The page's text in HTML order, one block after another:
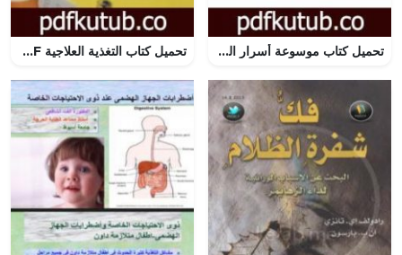
تحميل كتاب موسوعة أسرار التداوي بالأعشاب – الجزء الأول: حبة البركة PDF تأليف د. إيمان بشير أبوكبدة مجانا [كامل] تحميل كتاب التغذية العلاجية PDF تأليف منى خليل عبد القادر مجانا [كامل]